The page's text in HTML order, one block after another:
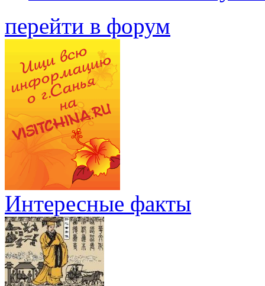
перейти в форум
Интересные факты